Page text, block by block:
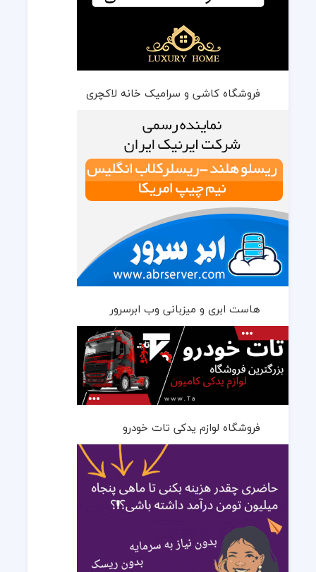
فروشگاه کاشی و سرامیک خانه لاکچری
هاست ابری و میزبانی وب ابرسرور
فروشگاه لوازم یدکی تات خودرو